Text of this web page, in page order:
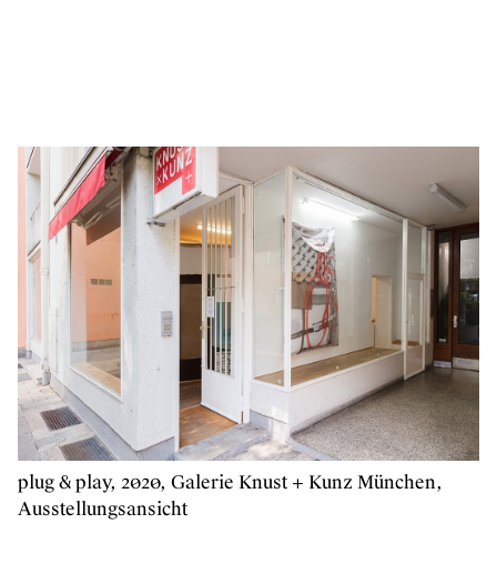
plug & play, 2020, Galerie Knust + Kunz München,
Ausstellungsansicht